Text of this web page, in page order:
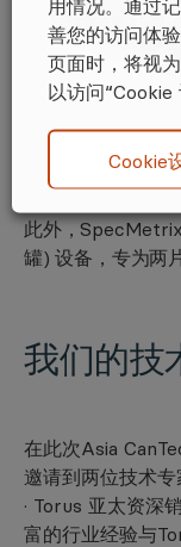
此外，
罐) 设备，专为两
我们的技
在此次Asia
邀请到两位技术专
· Torus 亚太资深
富的行业经验与
用情况。通过
善您的访问体
页面时，将视
以访问“Cookie
Cookie